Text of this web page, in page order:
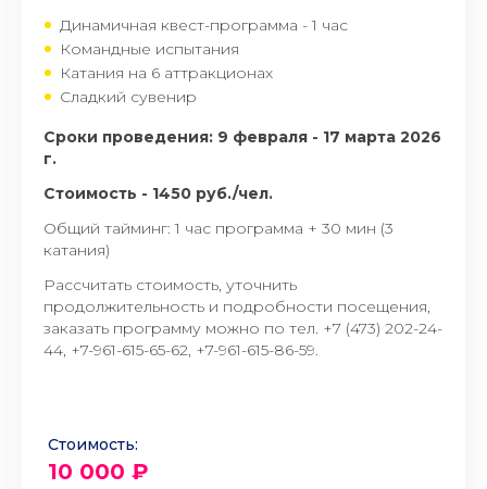
Динамичная квест-программа - 1 час
Командные испытания
Катания на 6 аттракционах
Сладкий сувенир
Сроки проведения: 9 февраля - 17 марта 2026
г.
Стоимость - 1450 руб./чел.
Общий тайминг: 1 час программа + 30 мин (3
катания)
Рассчитать стоимость, уточнить
продолжительность и подробности посещения,
заказать программу можно по тел. +7 (473) 202-24-
44, +7-961-615-65-62, +7-961-615-86-59.
Стоимость:
10 000 ₽